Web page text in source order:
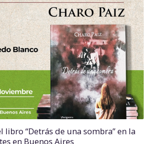
libro “Detrás de una sombra” en la
en Buenos Aires